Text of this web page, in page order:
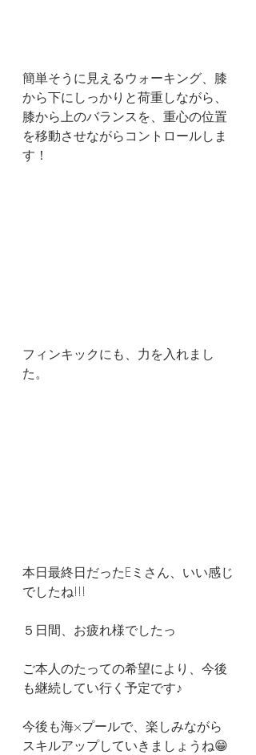
簡単そうに見えるウォーキング、膝
から下にしっかりと荷重しながら、
膝から上のバランスを、重心の位置
を移動させながらコントロールしま
す！
フィンキックにも、力を入れまし
た。
本日最終日だったEミさん、いい感じ
でしたね!!!
５日間、お疲れ様でしたっ
ご本人のたっての希望により、今後
も継続してい行く予定です♪
今後も海×プールで、楽しみながら
スキルアップしていきましょうね😁